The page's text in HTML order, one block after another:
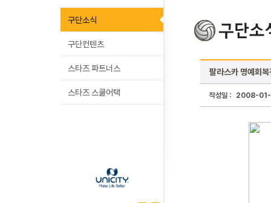
구단소식
구단컨텐츠
스타즈 파트너스
스타즈 스쿨어택
팔라스카 명예회
작성일 : 2008-